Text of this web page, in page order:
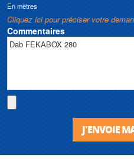
En mètres
Cliquez ici pour préciser votre
Commentaires
J'ENVOIE